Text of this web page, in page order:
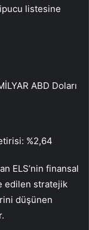
listesine
ABD Doları
%2,64
ELS’nin finansal
edilen stratejik
düşünen